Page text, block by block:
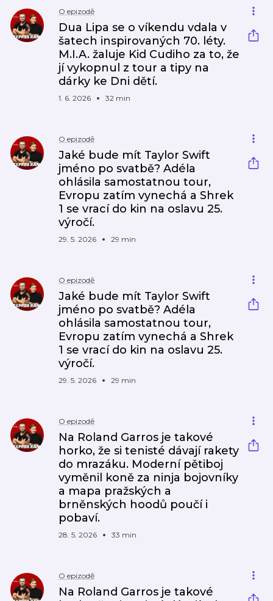
O epizodě
Dua Lipa se o víkendu vdala v
šatech inspirovaných 70. léty.
M.I.A. žaluje Kid Cudiho za to, že
jí vykopnul z tour a tipy na
dárky ke Dni dětí.
1. 6. 2026 32 min
O epizodě
Jaké bude mít Taylor Swift
jméno po svatbě? Adéla
ohlásila samostatnou tour,
Evropu zatím vynechá a Shrek
1 se vrací do kin na oslavu 25.
výročí.
29. 5. 2026 29 min
O epizodě
Jaké bude mít Taylor Swift
jméno po svatbě? Adéla
ohlásila samostatnou tour,
Evropu zatím vynechá a Shrek
1 se vrací do kin na oslavu 25.
výročí.
29. 5. 2026 29 min
O epizodě
Na Roland Garros je takové
horko, že si tenisté dávají rakety
do mrazáku. Moderní pětiboj
vyměnil koně za ninja bojovníky
a mapa pražských a
brněnských hoodů poučí i
pobaví.
28. 5. 2026 33 min
O epizodě
Na Roland Garros je takové